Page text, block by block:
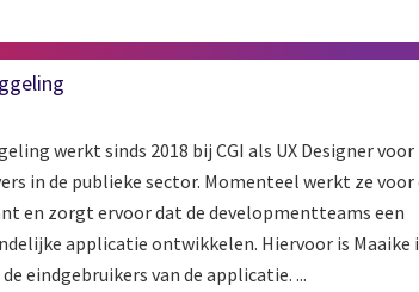
werkt sinds 2018 bij CGI als UX Designer voor
in de publieke sector. Momenteel werkt ze voor
en zorgt ervoor dat de developmentteams een
applicatie ontwikkelen. Hiervoor is Maaike
eindgebruikers van de applicatie. ...